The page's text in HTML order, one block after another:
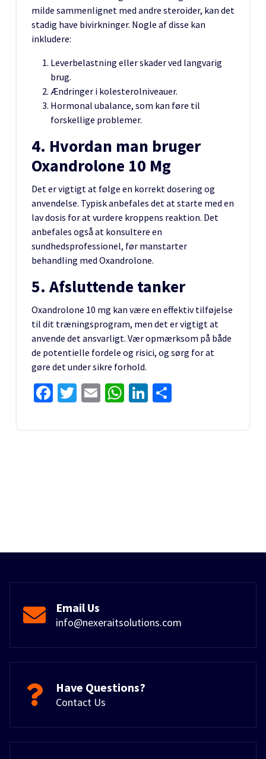
milde sammenlignet med andre steroider, kan det
stadig have bivirkninger. Nogle af disse kan
inkludere:
Leverbelastning eller skader ved langvarig
brug.
Ændringer i kolesterolniveauer.
Hormonal ubalance, som kan føre til
forskellige problemer.
4. Hvordan man bruger
Oxandrolone 10 Mg
Det er vigtigt at følge en korrekt dosering og
anvendelse. Typisk anbefales det at starte med en
lav dosis for at vurdere kroppens reaktion. Det
anbefales også at konsultere en
sundhedsprofessionel, før manstarter
behandling med Oxandrolone.
5. Afsluttende tanker
Oxandrolone 10 mg kan være en effektiv tilføjelse
til dit træningsprogram, men det er vigtigt at
anvende det ansvarligt. Vær opmærksom på både
de potentielle fordele og risici, og sørg for at
gøre det under sikre forhold.
Facebook
Twitter
EmailWhatsApp
LinkedIn
Email Us
info@nexeraitsolutions.com
Have Questions?
Contact Us